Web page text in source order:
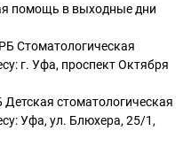
помощь в выходные дни
Стоматологическая
г. Уфа, проспект Октября
стоматологическая
Уфа, ул. Блюхера, 25/1,